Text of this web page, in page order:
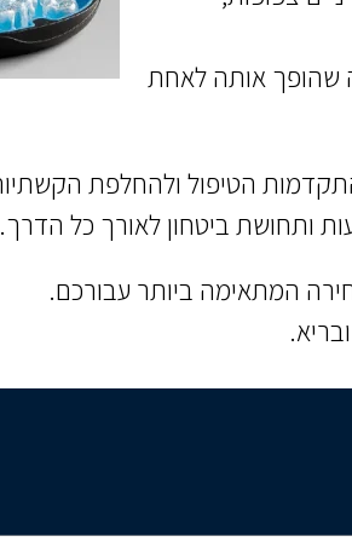
שהופך אותה לאחת
ותחושת ביטחון לאורך כל הדרך.